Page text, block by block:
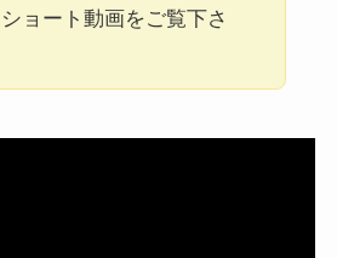
ョート動画をご覧下さ